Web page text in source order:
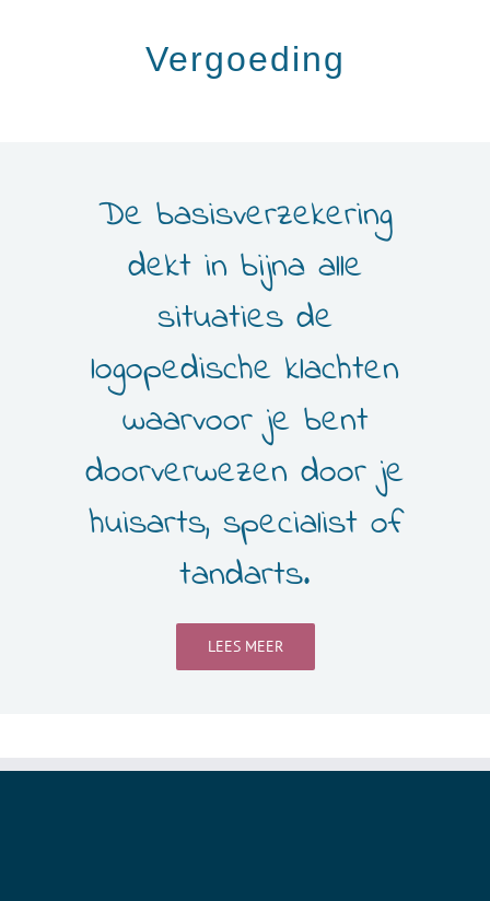
Vergoeding
De basisverzekering
dekt in bijna alle
situaties de
logopedische klachten
waarvoor je bent
doorverwezen door je
huisarts, specialist of
tandarts.
LEES MEER